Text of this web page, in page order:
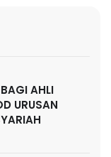
AHLI
URUSAN